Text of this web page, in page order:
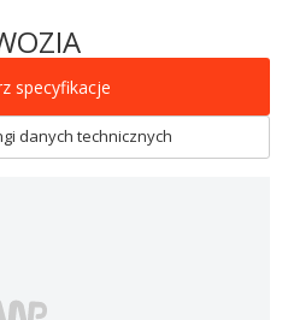
specyfikacje
danych technicznych